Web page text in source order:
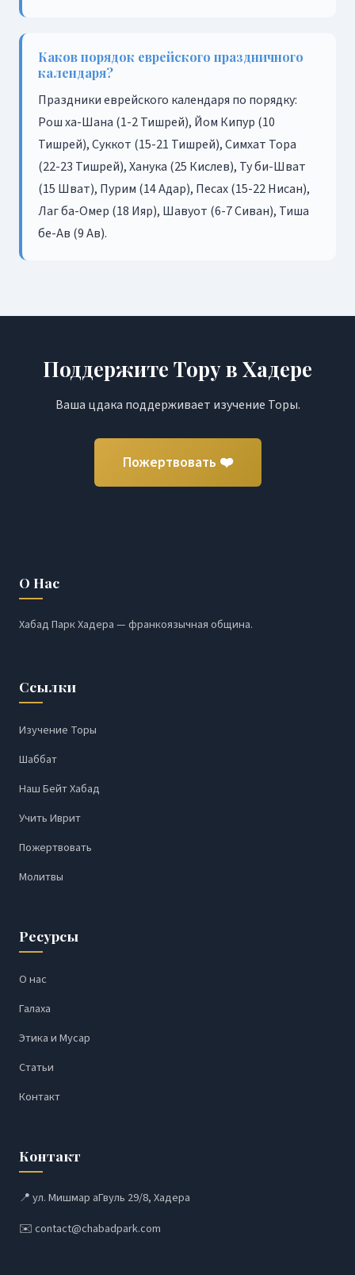
Каков порядок еврейского праздничного
календаря?
Праздники еврейского календаря по порядку:
Рош ха-Шана (1-2 Тишрей), Йом Кипур (10
Тишрей), Суккот (15-21 Тишрей), Симхат Тора
(22-23 Тишрей), Ханука (25 Кислев), Ту би-Шват
(15 Шват), Пурим (14 Адар), Песах (15-22 Нисан),
Лаг ба-Омер (18 Ияр), Шавуот (6-7 Сиван), Тиша
бе-Ав (9 Ав).
Поддержите Тору в Хадере
Ваша цдака поддерживает изучение Торы.
Пожертвовать ❤️
О Нас
Хабад Парк Хадера — франкоязычная община.
Ссылки
Изучение Торы
Шаббат
Наш Бейт Хабад
Учить Иврит
Пожертвовать
Молитвы
Ресурсы
О нас
Галаха
Этика и Мусар
Статьи
Контакт
Контакт
📍 ул. Мишмар аГвуль 29/8, Хадера
✉️contact@chabadpark.com